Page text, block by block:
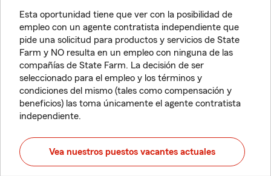
Esta oportunidad tiene que ver con la posibilidad de
empleo con un agente contratista independiente que
pide una solicitud para productos y servicios de State
Farm y NO resulta en un empleo con ninguna de las
compañías de State Farm. La decisión de ser
seleccionado para el empleo y los términos y
condiciones del mismo (tales como compensación y
beneficios) las toma únicamente el agente contratista
independiente.
Vea nuestros puestos vacantes actuales